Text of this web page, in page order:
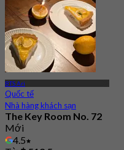
BTS Ari
Quốc tế
Nhà hàng khách sạn
The Key Room No. 72
Mới
4.5